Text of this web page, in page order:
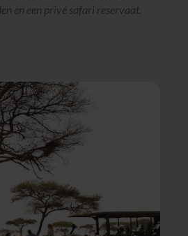
en een privé safari reservaat.